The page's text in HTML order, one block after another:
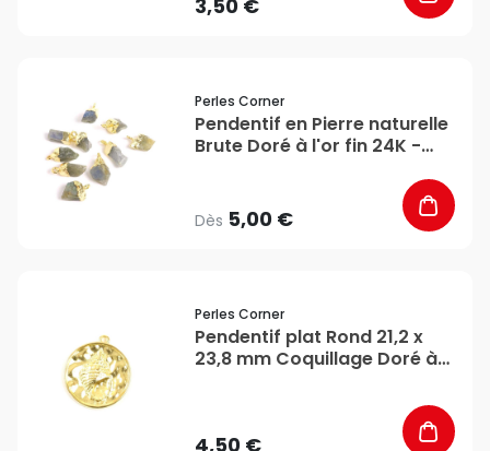
3,50 €
Perles Corner
Pendentif en Pierre naturelle
Brute Doré à l'or fin 24K -
Dès 5,00 €
Perles Corner
Pendentif plat Rond 21,2 x
23,8 mm Coquillage Doré à
4,50 €